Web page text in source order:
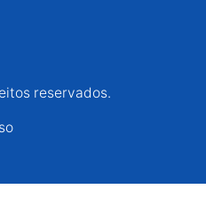
reservados.